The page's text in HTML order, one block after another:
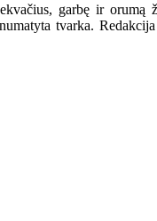
garbę ir orumą
tvarka.